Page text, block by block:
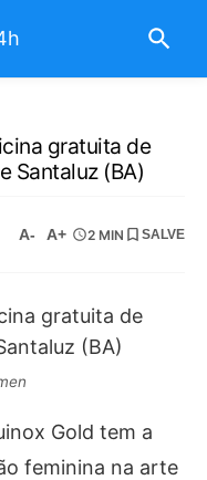
gratuita de
Santaluz (BA)
A- A+ 2 MIN SALVE
Gold tem a
feminina na arte